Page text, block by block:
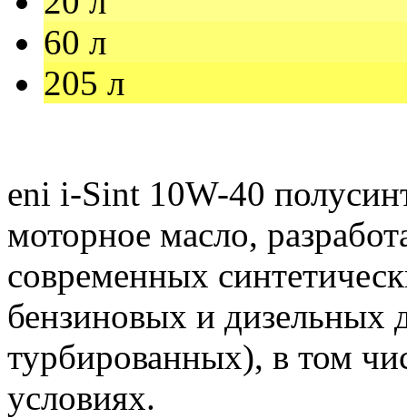
60 л
205 л
eni i-Sint 10W-40
моторное масло,
современных
бензиновых и дизельных
турбированных), в том
условиях.